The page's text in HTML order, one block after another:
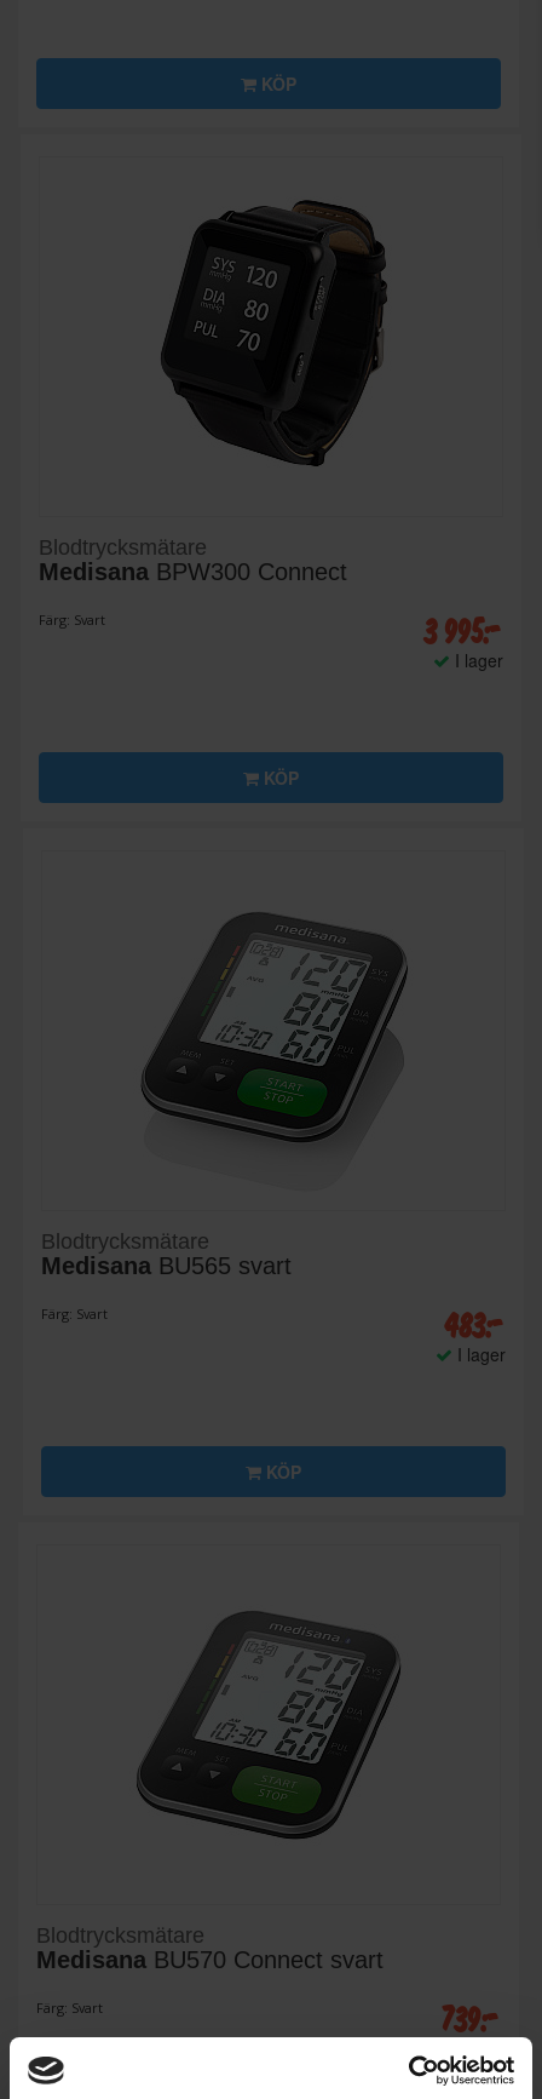
KÖP
Blodtrycksmätare
Medisana BPW300 Connect
Färg: Svart 3 995:-
I lager
KÖP
Blodtrycksmätare
Medisana BU565 svart
Färg: Svart 483:-
I lager
KÖP
Blodtrycksmätare
Medisana BU570 Connect svart
Färg: Svart 739:-